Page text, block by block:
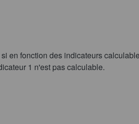
en fonction des indicateurs
1 n'est pas calculable.